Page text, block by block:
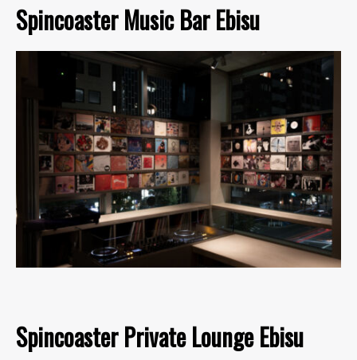
Spincoaster Music Bar Ebisu
Spincoaster Private Lounge Ebisu